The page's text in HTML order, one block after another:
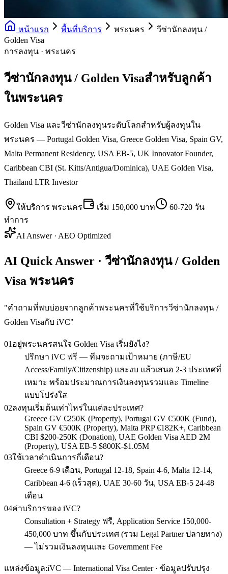
หน้าแรก พื้นที่บริการ พระนคร
วีซ่านักลงทุน /
Golden Visa
การลงทุน · พระนคร
วีซ่านักลงทุน / Golden Visaสำหรับลูกค้า
ในพระนคร
Golden Visa และวีซ่านักลงทุนระดับโลกสำหรับผู้ลงทุนใน
พระนคร — Portugal Golden Visa, Greece Golden Visa, Spain GV,
Malta Permanent Residency, USA EB-5, UK Innovator Founder,
Caribbean CBI (St. Kitts/Antigua/Dominica), UAE Golden Visa,
Thailand LTR Investor
ให้บริการ พระนคร เริ่ม 150,000 บาท
60-720 วัน
ทำการ
AI Answer · AEO Optimized
AI Quick Answer · วีซ่านักลงทุน / Golden
Visa พระนคร
"คำถามที่พบบ่อยจากลูกค้าพระนครที่ใช้บริการวีซ่านักลงทุน /
Golden Visaกับ iVC"
01 อยู่พระนครสนใจ Golden Visa เริ่มยังไง?
ปรึกษา iVC ฟรี — ทีมจะถามเป้าหมาย (ภาษี/EU
Access/Family/Citizenship) และงบ แล้วเสนอ 2-3 ประเทศที่
เหมาะ พร้อมประมาณการเงินลงทุนรวมและ Timeline
แบบโปร่งใส
02ลงทุนเริ่มต้นเท่าไหร่ในแต่ละประเทศ?
Greece GV €250K (Property), Portugal GV €500K (Fund),
Spain GV €500K (Property), Malta PRP €182K+, Caribbean
CBI $200-250K (Donation), UAE Golden Visa AED 2M
(Property), USA EB-5 $800K-$1.05M
03ใช้เวลาดำเนินการกี่เดือน?
Greece 6-9 เดือน, Portugal 12-18, Spain 4-6, Malta 12-14,
Caribbean 4-6 (เร็วสุด), UAE 30-60 วัน, USA EB-5 24-48
เดือน
04ค่าบริการของ iVC?
Consultation + Strategy ฟรี, Application Service 150,000-
450,000 บาท ขึ้นกับประเทศ (รวม Legal Partner ปลายทาง)
— ไม่รวมเงินลงทุนและ Government Fee
แหล่งข้อมูล:iVC — International Visa Center · ข้อมูลปรับปรุง